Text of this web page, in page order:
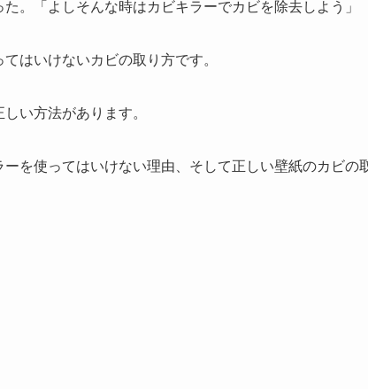
。「よしそんな時はカビキラーでカビを除去しよう」
はいけないカビの取り方です。
い方法があります。
を使ってはいけない理由、そして正しい壁紙のカビの